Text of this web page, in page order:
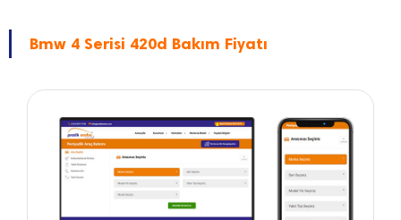
Bmw 4 Serisi 420d Bakım Fiyatı